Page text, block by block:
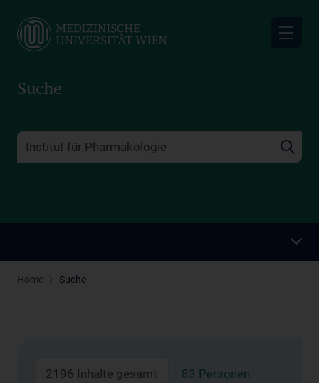
main
Suche
Home Suche
2196 Inhalte gesamt 83 Personen